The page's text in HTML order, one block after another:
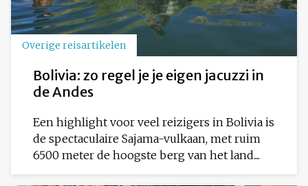
Overige reisartikelen
Bolivia: zo regel je je eigen jacuzzi in
de Andes
Een highlight voor veel reizigers in Bolivia is
de spectaculaire Sajama-vulkaan, met ruim
6500 meter de hoogste berg van het land....